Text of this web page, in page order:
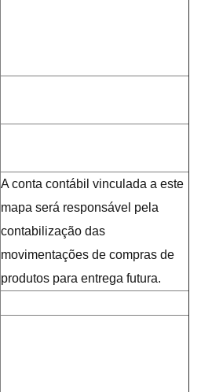
A conta contábil vinculada a este
mapa será responsável pela
contabilização das
movimentações de compras de
produtos para entrega futura.